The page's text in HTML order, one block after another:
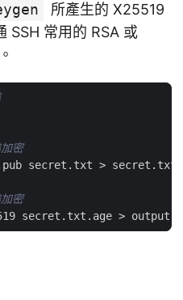
所產生的 X25519
SSH 常用的 RSA 或
密
密